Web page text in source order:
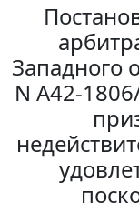
Западного
N А42-